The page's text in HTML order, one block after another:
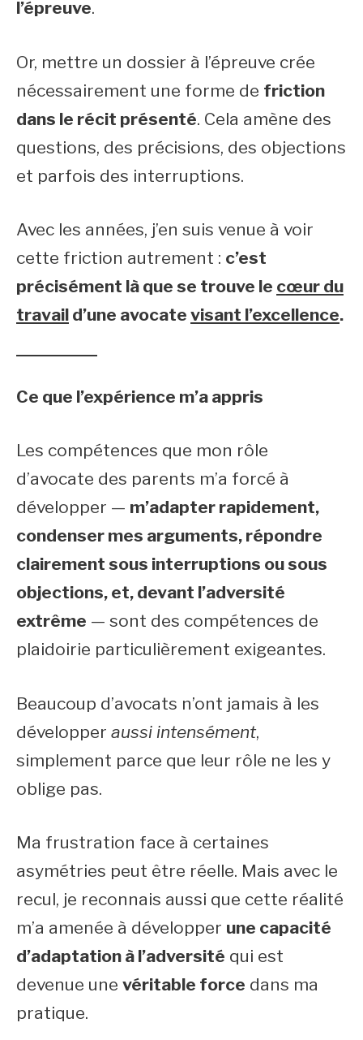
l’épreuve.
Or, mettre un dossier à l’épreuve crée
nécessairement une forme de friction
dans le récit présenté. Cela amène des
questions, des précisions, des objections
et parfois des interruptions.
Avec les années, j’en suis venue à voir
cette friction autrement : c’est
précisément là que se trouve le cœur du
travail d’une avocate visant l’excellence.
Ce que l’expérience m’a appris
Les compétences que mon rôle
d’avocate des parents m’a forcé à
développer — m’adapter rapidement,
condenser mes arguments, répondre
clairement sous interruptions ou sous
objections, et, devant l’adversité
extrême — sont des compétences de
plaidoirie particulièrement exigeantes.
Beaucoup d’avocats n’ont jamais à les
développer aussi intensément,
simplement parce que leur rôle ne les y
oblige pas.
Ma frustration face à certaines
asymétries peut être réelle. Mais avec le
recul, je reconnais aussi que cette réalité
m’a amenée à développer une capacité
d’adaptation à l’adversité qui est
devenue une véritable force dans ma
pratique.